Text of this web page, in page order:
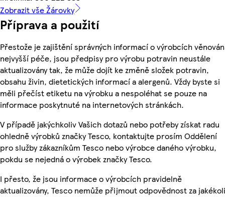
Zobrazit vše Žárovky
Příprava a použití
Přestože je zajištění správných informací o výrobcích
nejvyšší péče, jsou předpisy pro výrobu potravin neustále
aktualizovány tak, že může dojít ke změně složek potravin,
obsahu živin, dietetických informací a alergenů. Vždy byste si
měli přečíst etiketu na výrobku a nespoléhat se pouze na
informace poskytnuté na internetových stránkách.
V případě jakýchkoliv Vašich dotazů nebo potřeby získat radu
ohledně výrobků značky Tesco, kontaktujte prosím Oddělení
pro služby zákazníkům Tesco nebo výrobce daného výrobku,
pokdu se nejedná o výrobek značky Tesco.
I přesto, že jsou informace o výrobcích pravidelně
aktualizovány, Tesco nemůže přijmout odpovědnost za